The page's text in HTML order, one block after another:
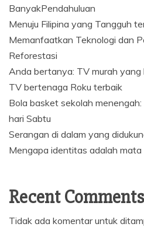
BanyakPendahuluan
Menuju Filipina yang Tangguh
Memanfaatkan Teknologi dan
Reforestasi
Anda bertanya: TV murah yang
TV bertenaga Roku terbaik
Bola basket sekolah
hari Sabtu
Serangan di dalam yang
Mengapa identitas adalah
Recent Comments
Tidak ada komentar untuk